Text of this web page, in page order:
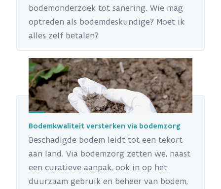
bodemonderzoek tot sanering. Wie mag
optreden als bodemdeskundige? Moet ik
alles zelf betalen?
Bodemkwaliteit versterken via bodemzorg
Beschadigde bodem leidt tot een tekort
aan land. Via bodemzorg zetten we, naast
een curatieve aanpak, ook in op het
duurzaam gebruik en beheer van bodem,